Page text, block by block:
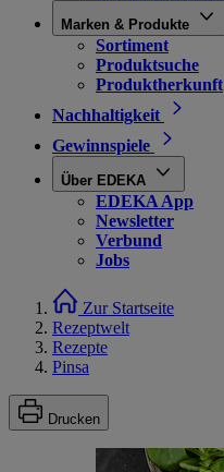
Marken & Produkte
Sortiment
Produktsuche
Produktherkunft
Nachhaltigkeit
Gewinnspiele
Über EDEKA
EDEKA App
Newsletter
Verbund
Jobs
Zur Startseite
Rezeptwelt
Rezepte
Pinsa
Drucken